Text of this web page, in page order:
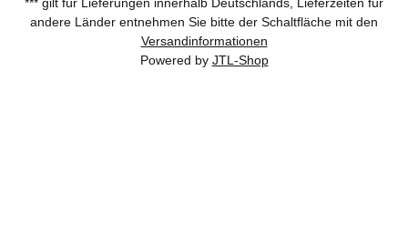
andere Länder entnehmen Sie bitte der Schaltfläche mit den
Versandinformationen
Powered by JTL-Shop